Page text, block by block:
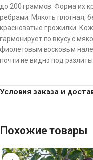
до 200 граммов. Форма их
ребрами. Мякоть плотная,
красноватые прожилки.
гармонирует по вкусу с
фиолетовым восковым
почти не видно под
Условия заказа и
Похожие товары